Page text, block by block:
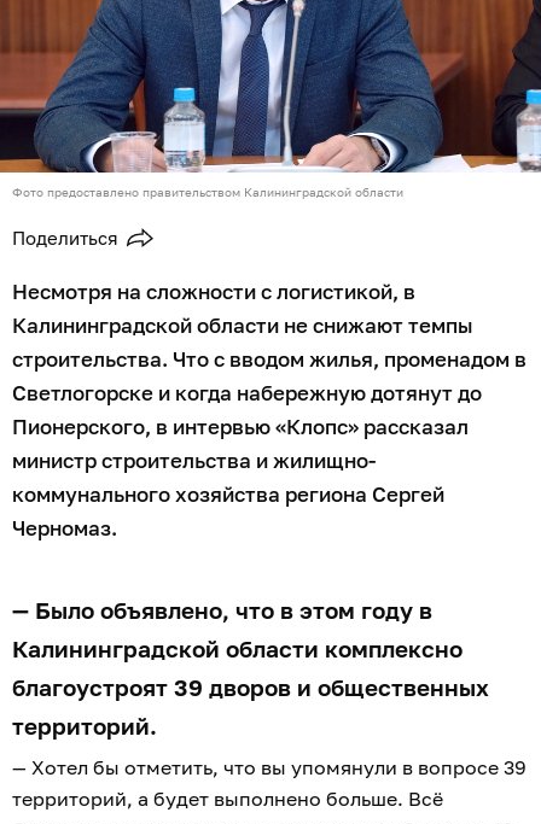
Фото предоставлено правительством Калининградской области
Поделиться
Несмотря на сложности с логистикой, в
Калининградской области не снижают темпы
строительства. Что с вводом жилья, променадом в
Светлогорске и когда набережную дотянут до
Пионерского, в интервью «Клопс» рассказал
министр строительства и жилищно-
коммунального хозяйства региона Сергей
Черномаз.
— Было объявлено, что в этом году в
Калининградской области комплексно
благоустроят 39 дворов и общественных
территорий.
— Хотел бы отметить, что вы упомянули в вопросе 39
территорий, а будет выполнено больше. Всё